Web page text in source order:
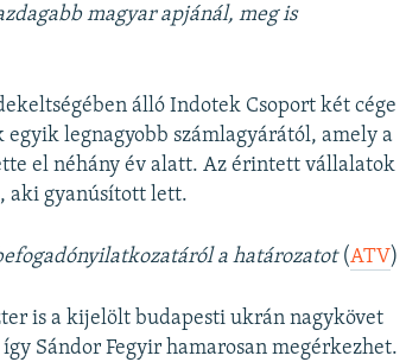
magyar apjánál, meg is
álló Indotek Csoport két cége
legnagyobb számlagyárától, amely a
el néhány év alatt. Az érintett vállalatok
aki gyanúsított lett.
a határozatot(ATV)
is a kijelölt budapesti ukrán nagykövet
Sándor Fegyir hamarosan megérkezhet.